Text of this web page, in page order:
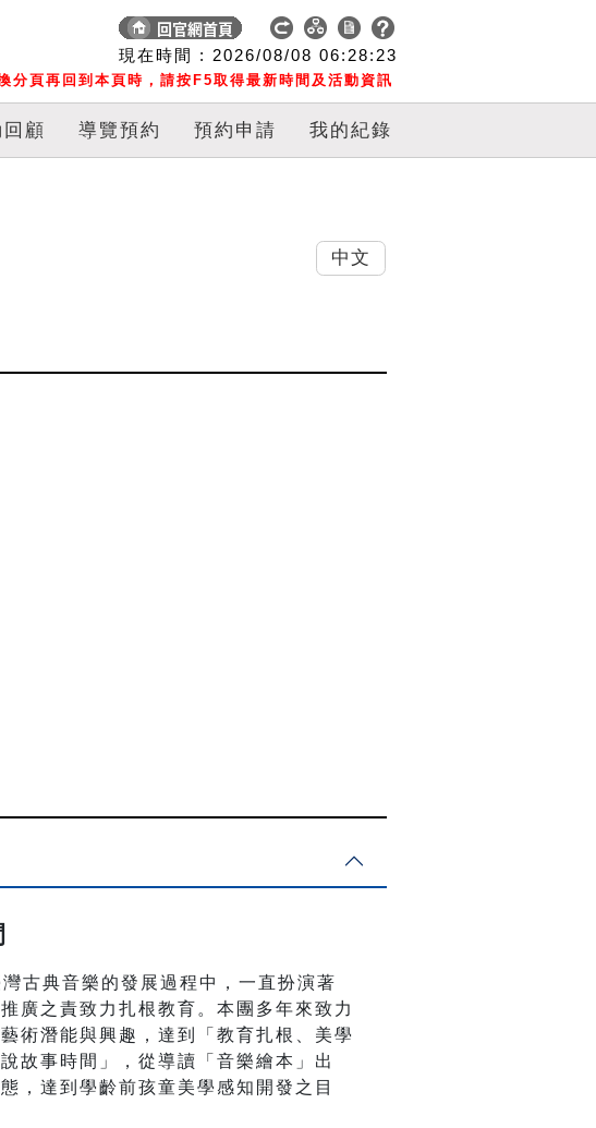
現在時間 : 2026/08/08 06:28:23
分頁再回到本頁時，請按F5取得最新時間及活動資訊
顧 導覽預約 預約申請 我的紀錄
古典音樂的發展過程中，一直扮演著
廣之責致力扎根教育。本團多年來致力
術潛能與興趣，達到「教育扎根、美學
故事時間」，從導讀「音樂繪本」出
，達到學齡前孩童美學感知開發之目